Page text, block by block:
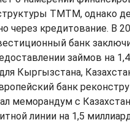
ТМТМ, однако
через кредитование. В
банк
займов на
Кыргызстана,
банк
меморандум с
линии на 1,5